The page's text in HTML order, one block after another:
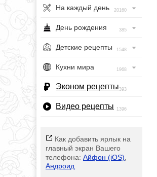
На каждый день 20160
День рождения 385
Детские рецепты 1548
Кухни мира 1968
Эконом рецепты393
Видео рецепты 1396
Как добавить ярлык на
главный экран Вашего
телефона: Айфон (iOS)
Андроид